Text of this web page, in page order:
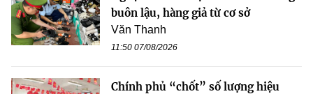
buôn lậu, hàng giả từ cơ sở
Văn Thanh
11:50 07/08/2026
Chính phủ “chốt” số lượng hiệu